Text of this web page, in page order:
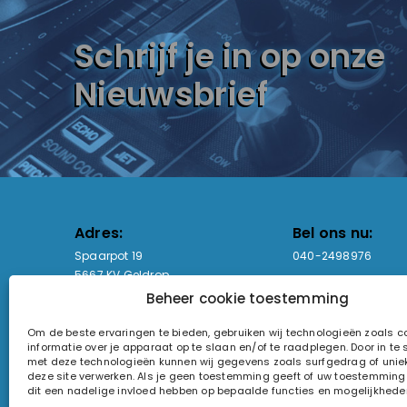
Beheer cookie toestemming
Om de beste ervaringen te bieden, gebruiken wij technologieën zoals
informatie over je apparaat op te slaan en/of te raadplegen. Door in te
met deze technologieën kunnen wij gegevens zoals surfgedrag of
deze site verwerken. Als je geen toestemming geeft of uw
dit een nadelige invloed hebben op bepaalde functies en
Schrijf je in op onze
Nieuwsbrief
Adres:
Spaarpot 19
5667 KV Geldrop
Bel ons nu:
040-2498976
sales@lightandsound.store
Openingstijden:
Ma - Vr: 09:00-17:00
Za: Enkel op
KvK-nummer: 60857196
Btw-nummer: NL854090368B01